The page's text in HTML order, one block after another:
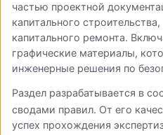
частью проектной
капитального
капитального ремонта.
графические материалы,
инженерные решения по
Раздел разрабатывается в
сводами правил. От его
успех прохождения